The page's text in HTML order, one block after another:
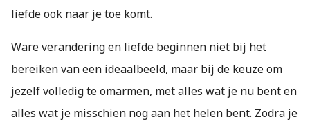
liefde ook naar je toe komt.
Ware verandering en liefde beginnen niet bij het
bereiken van een ideaalbeeld, maar bij de keuze om
jezelf volledig te omarmen, met alles wat je nu bent en
alles wat je misschien nog aan het helen bent. Zodra je